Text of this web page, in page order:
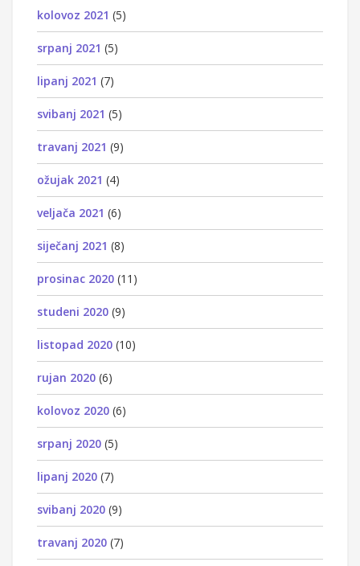
kolovoz 2021 (5)
srpanj 2021 (5)
lipanj 2021 (7)
svibanj 2021 (5)
travanj 2021 (9)
ožujak 2021 (4)
veljača 2021 (6)
siječanj 2021 (8)
prosinac 2020 (11)
studeni 2020 (9)
listopad 2020 (10)
rujan 2020 (6)
kolovoz 2020 (6)
srpanj 2020 (5)
lipanj 2020 (7)
svibanj 2020 (9)
travanj 2020 (7)